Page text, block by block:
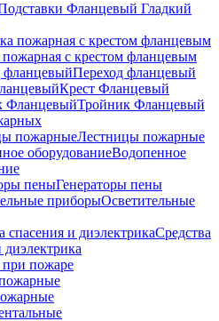
Фланцевый Гладкий
пожарная с крестом фланцевым
Переход фланцевый
Крест Фланцевый
Тройник Фланцевый
Лестницы пожарные
Водопенное
Генераторы пены
Осветительные
Средства
диэлектрика
пожаре